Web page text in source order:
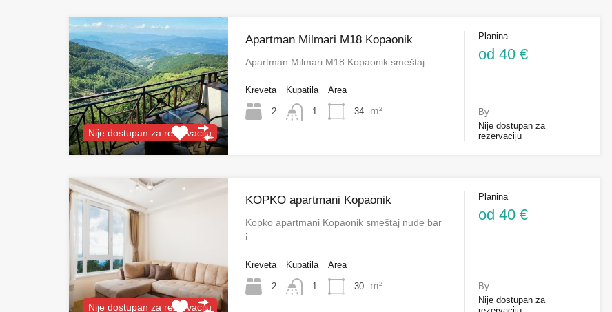
Nije dostupan za rezervaciju
Apartman Milmari M18 Kopaonik
Apartman Milmari M18 Kopaonik smeštaj…
Kreveta
2
Kupatila
1
Area
34 m²
Planina
od 40 €
By
Nije dostupan za
rezervaciju
Nije dostupan za rezervaciju
KOPKO apartmani Kopaonik
Kopko apartmani Kopaonik smeštaj nude bar
i…
Kreveta
2
Kupatila
1
Area
30 m²
Planina
od 40 €
By
Nije dostupan za